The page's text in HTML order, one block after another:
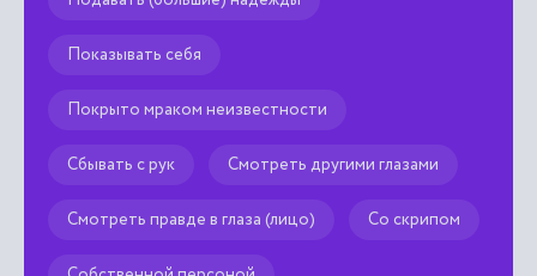
Показывать себя
Покрыто мраком неизвестности
Сбывать с рук Смотреть другими глазами
Смотреть правде в глаза (лицо) Со скрипом